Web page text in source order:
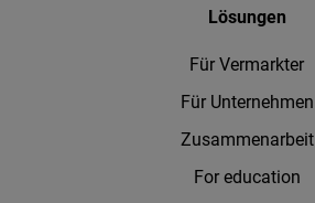
Lösungen
Für Vermarkter
Für Unternehmen
Zusammenarbeit
For education